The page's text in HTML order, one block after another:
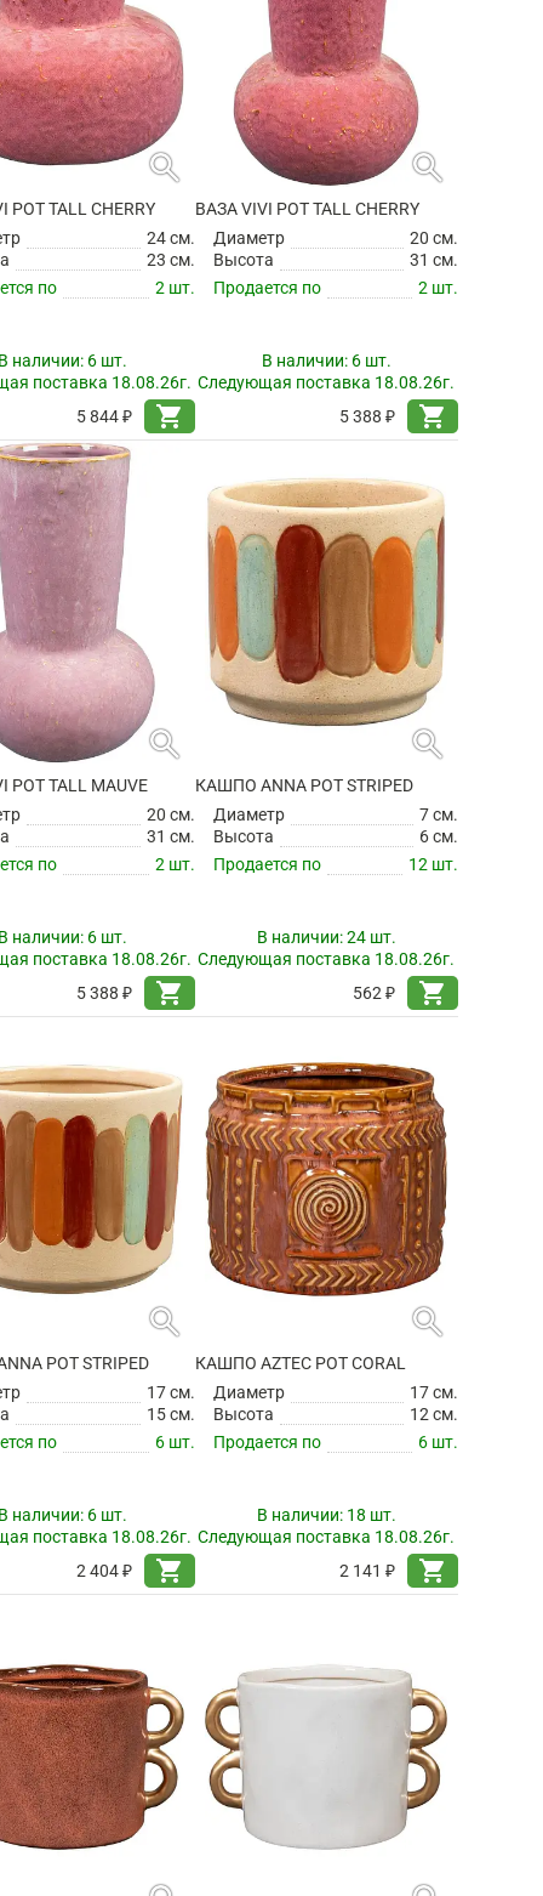
search
POT TALL CHERRY
24 см.
23 см.
по
2 шт.
наличии: 6 шт.
поставка 18.08.26г.
5 844 ₽
shopping_cart
search
ВАЗА VIVI POT TALL CHERRY
Диаметр
20 см.
Высота
31 см.
Продается по
2 шт.
В наличии: 6 шт.
Следующая поставка 18.08.26г.
5 388 ₽
shopping_cart
search
POT TALL MAUVE
20 см.
31 см.
по
2 шт.
наличии: 6 шт.
поставка 18.08.26г.
5 388 ₽
shopping_cart
search
КАШПО ANNA POT STRIPED
Диаметр
7 см.
Высота
6 см.
Продается по
12 шт.
В наличии:24 шт.
Следующая поставка 18.08.26г.
562 ₽
shopping_cart
search
POT STRIPED
17 см.
15 см.
по
6 шт.
наличии: 6 шт.
поставка 18.08.26г.
2 404 ₽
shopping_cart
search
КАШПО AZTEC POT CORAL
Диаметр
17 см.
Высота
12 см.
Продается по
6 шт.
В наличии: 18 шт.
Следующая поставка 18.08.26г.
2 141 ₽
shopping_cart